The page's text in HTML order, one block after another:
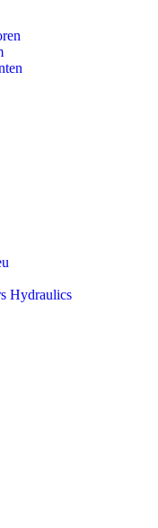
Hydraulics